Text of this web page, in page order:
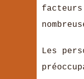
Les